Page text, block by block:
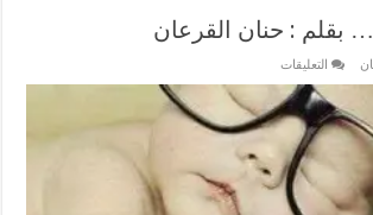
بقلم : حنان القرعان
التعليقات
…
بقلم
حنان
القرعان
مغلقة